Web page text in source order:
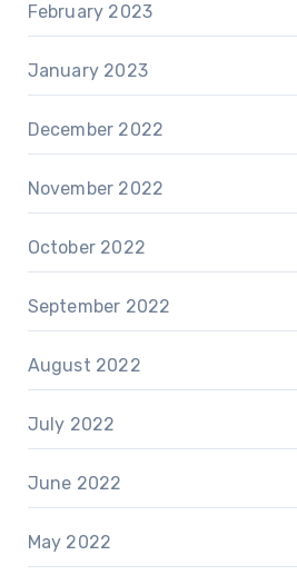
February 2023
January 2023
December 2022
November 2022
October 2022
September 2022
August 2022
July 2022
June 2022
May 2022